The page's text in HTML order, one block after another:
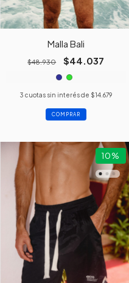
Malla Bali
$48.930 $44.037
3 cuotas sin interés de $14.679
COMPRAR
10%